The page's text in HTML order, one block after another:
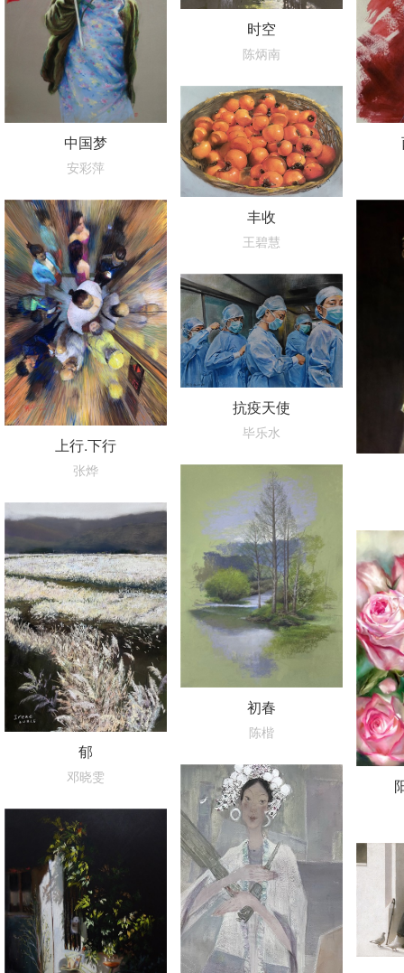
中国梦
安彩萍
时空
陈炳南
丰收
王碧慧
上行.下行
张烨
抗疫天使
毕乐水
初春
陈楷
郁
邓晓雯